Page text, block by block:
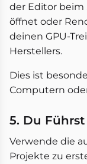
der Editor beim
öffnet oder
deinen GPU-
Herstellers.
Dies ist
Computern
5. Du
Verwende die
Projekte zu